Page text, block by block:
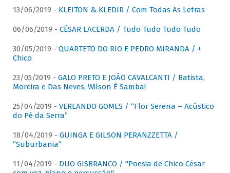
13/06/2019 - KLEITON & KLEDIR / Com Todas As Letras
06/06/2019 - CÉSAR LACERDA / Tudo Tudo Tudo Tudo
30/05/2019 - QUARTETO DO RIO E PEDRO MIRANDA / +
Chico
23/05/2019 - GALO PRETO E JOÃO CAVALCANTI / Batista,
Moreira e Das Neves, Wilson É Samba!
25/04/2019 - VERLANDO GOMES / “Flor Serena – Acústico
do Pé da Serra”
18/04/2019 - GUINGA E GILSON PERANZZETTA /
“Suburbania”
11/04/2019 - DUO GISBRANCO / "Poesia de Chico César